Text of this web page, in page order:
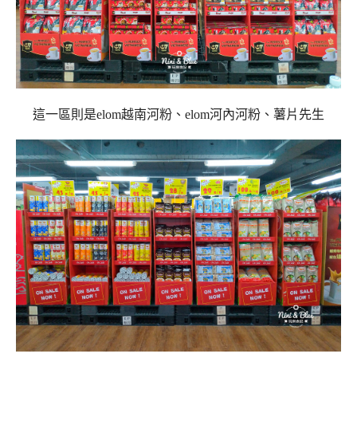
這一區則是elom越南河粉、elom河內河粉、薯片先生